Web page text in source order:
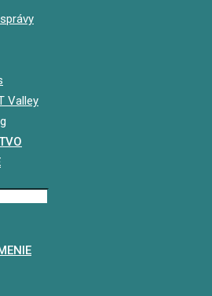
Valley